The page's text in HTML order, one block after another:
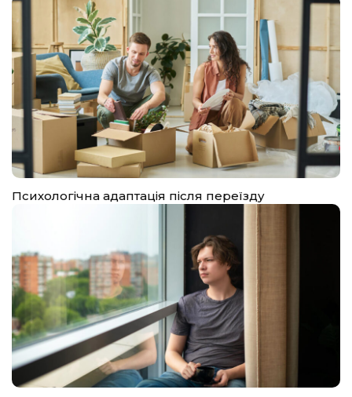
Психологічна адаптація після переїзду